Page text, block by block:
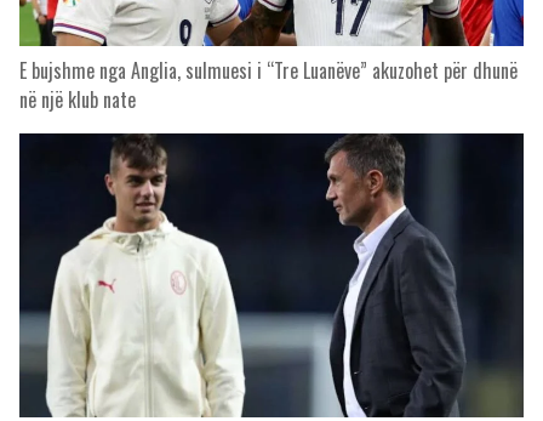
E bujshme nga Anglia, sulmuesi i “Tre Luanëve” akuzohet për dhunë
në një klub nate